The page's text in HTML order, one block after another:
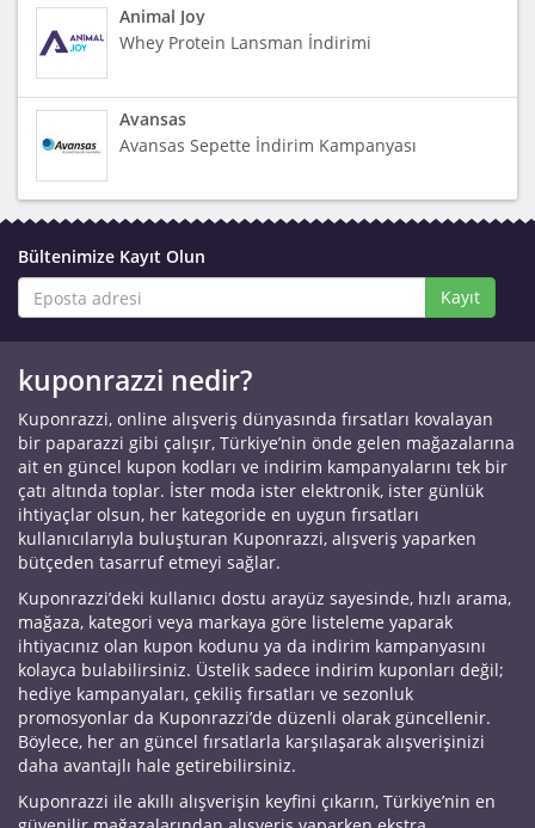
Animal Joy
Whey Protein Lansman İndirimi
Avansas
Avansas Sepette İndirim Kampanyası
Bültenimize Kayıt Olun
Kayıt
kuponrazzi nedir?
Kuponrazzi, online alışveriş dünyasında fırsatları kovalayan
bir paparazzi gibi çalışır, Türkiye’nin önde gelen mağazalarına
ait en güncel kupon kodları ve indirim kampanyalarını tek bir
çatı altında toplar. İster moda ister elektronik, ister günlük
ihtiyaçlar olsun, her kategoride en uygun fırsatları
kullanıcılarıyla buluşturan Kuponrazzi, alışveriş yaparken
bütçeden tasarruf etmeyi sağlar.
Kuponrazzi’deki kullanıcı dostu arayüz sayesinde, hızlı arama,
mağaza, kategori veya markaya göre listeleme yaparak
ihtiyacınız olan kupon kodunu ya da indirim kampanyasını
kolayca bulabilirsiniz. Üstelik sadece indirim kuponları değil;
hediye kampanyaları, çekiliş fırsatları ve sezonluk
promosyonlar da Kuponrazzi’de düzenli olarak güncellenir.
Böylece, her an güncel fırsatlarla karşılaşarak alışverişinizi
daha avantajlı hale getirebilirsiniz.
Kuponrazzi ile akıllı alışverişin keyfini çıkarın, Türkiye’nin en